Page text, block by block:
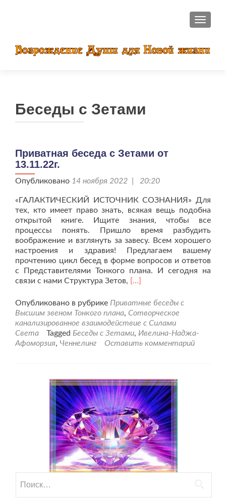
Беседы с Зетами
Приватная беседа с Зетами от
13.11.22г.
Опубликовано 14 ноября 2022 | 20:20
«ГАЛАКТИЧЕСКИЙ ИСТОЧНИК СОЗНАНИЯ» Для
тех, кто имеет право знать, всякая вещь подобна
открытой книге. Ищите знания, чтобы все
процессы понять. Пришло время разбудить
воображение и взглянуть за завесу. Всем хорошего
настроения и здравия! Предлагаем вашему
прочтению цикл бесед в форме вопросов и ответов
с Представителями Тонкого плана. И сегодня на
связи с нами Структура Зетов, Читать
проПриватная
беседа
с
Зетами
от
[…]
Опубликовано в рубрике Приватные беседы с
Высшим звеном Тонкого плана, Сотворческое
канализированное взаимодействие с Силами
Света
Tagged Беседы с Зетами, Ивелина-Наджа-
Афоморзия, Ченнелинг Оставить комментарий